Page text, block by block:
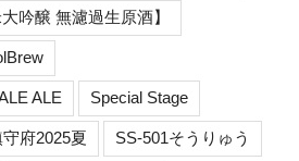
吟醸 無濾過生原酒】
ALE Special Stage
府2025夏 SS-501そうりゅう